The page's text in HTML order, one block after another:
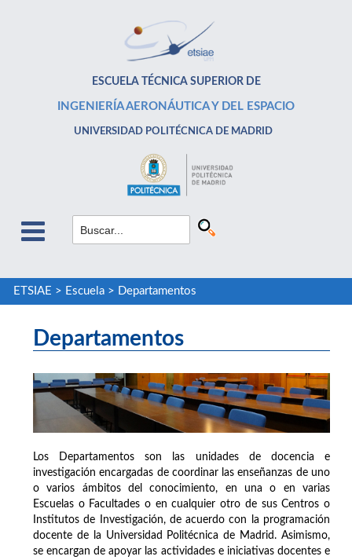
ESCUELA TÉCNICA SUPERIOR DE
INGENIERÍA AERONÁUTICA Y DEL ESPACIO
UNIVERSIDAD POLITÉCNICA DE MADRID
ETSIAE > Escuela> Departamentos
Departamentos
Los Departamentos son las unidades de docencia e
investigación encargadas de coordinar las enseñanzas de uno
o varios ámbitos del conocimiento, en una o en varias
Escuelas o Facultades o en cualquier otro de sus Centros o
Institutos de Investigación, de acuerdo con la programación
docente de la Universidad Politécnica de Madrid. Asimismo,
se encargan de apoyar las actividades e iniciativas docentes e